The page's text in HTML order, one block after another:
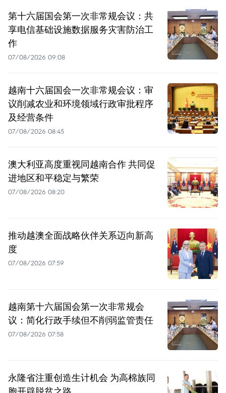
第十六届国会第一次非常规会议：共
享电信基础设施数据服务灾害防治工
作
07/08/2026 09:08
越南十六届国会一次非常规会议：审
议削减农业和环境领域行政审批程序
及经营条件
07/08/2026 08:45
澳大利亚高度重视同越南合作 共同促
进地区和平稳定与繁荣
07/08/2026 08:20
推动越澳全面战略伙伴关系迈向新高
度
07/08/2026 07:59
越南第十六届国会第一次非常规会
议：简化行政手续但不削弱监管责任
07/08/2026 07:58
永隆省注重创造生计机会 为高棉族同